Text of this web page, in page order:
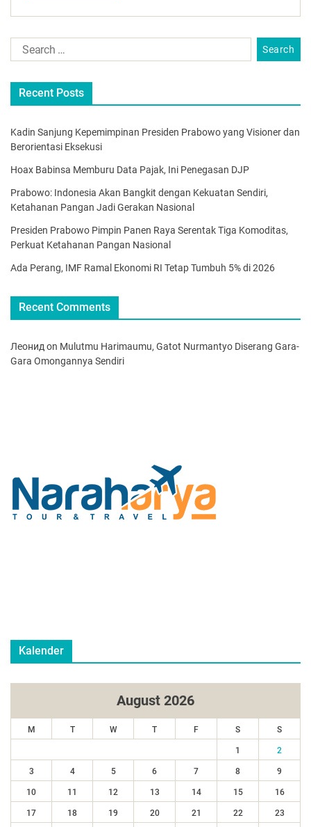
Recent Posts
Kadin Sanjung Kepemimpinan Presiden Prabowo yang Visioner dan
Berorientasi Eksekusi
Hoax Babinsa Memburu Data Pajak, Ini Penegasan DJP
Prabowo: Indonesia Akan Bangkit dengan Kekuatan Sendiri,
Ketahanan Pangan Jadi Gerakan Nasional
Presiden Prabowo Pimpin Panen Raya Serentak Tiga Komoditas,
Perkuat Ketahanan Pangan Nasional
Ada Perang, IMF Ramal Ekonomi RI Tetap Tumbuh 5% di 2026
Recent Comments
Леонид on Mulutmu Harimaumu, Gatot Nurmantyo Diserang Gara-
Gara Omongannya Sendiri
Kalender
August 2026
M T W T F S S
1 2
3 4 5 6 7 8 9
10 11 12 13 14 15 16
17 18 19 20 21 22 23